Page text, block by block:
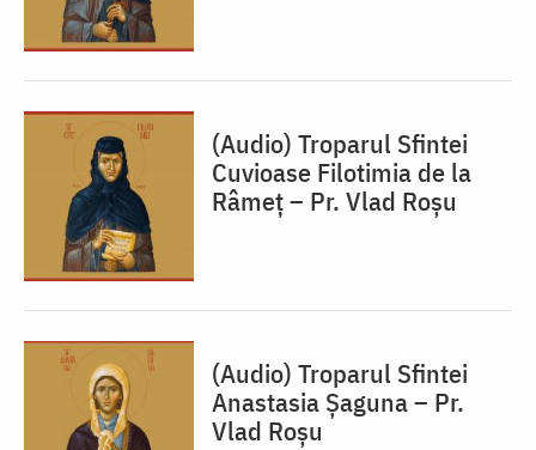
(Audio) Troparul Sfintei
Cuvioase Filotimia de la
Râmeț – Pr. Vlad Roșu
(Audio) Troparul Sfintei
Anastasia Șaguna – Pr.
Vlad Roșu